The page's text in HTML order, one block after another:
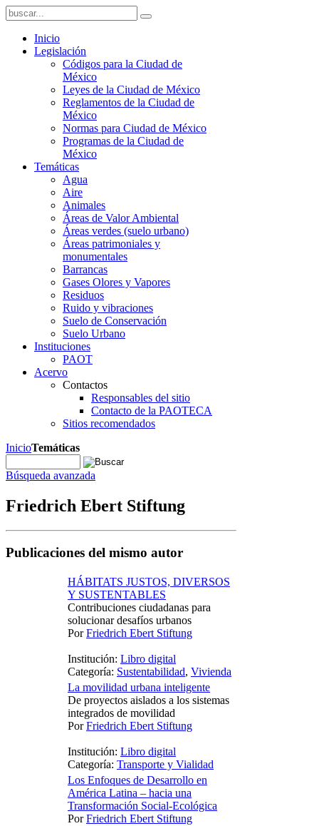
Inicio
Legislación
Códigos para la Ciudad de
México
Leyes de la Ciudad de México
Reglamentos de la Ciudad de
México
Normas para Ciudad de México
Programas de la Ciudad de
México
Temáticas
Agua
Aire
Animales
Áreas de Valor Ambiental
Áreas verdes (suelo urbano)
Áreas patrimoniales y
monumentales
Barrancas
Gases Olores y Vapores
Residuos
Ruido y vibraciones
Suelo de Conservación
Suelo Urbano
Instituciones
PAOT
Acervo
Contactos
Responsables del sitio
Contacto de la PAOTECA
Sitios recomendados
InicioTemáticas
Búsqueda avanzada
Friedrich Ebert Stiftung
Publicaciones del mismo autor
HÁBITATS JUSTOS, DIVERSOS
Y SUSTENTABLES
Contribuciones ciudadanas para
solucionar desafíos urbanos
PorFriedrich Ebert Stiftung
Institución: Libro digital
Categoría: Sustentabilidad, Vivienda
La movilidad urbana inteligente
De proyectos aislados a los sistemas
integrados de movilidad
PorFriedrich Ebert Stiftung
Institución: Libro digital
Categoría: Transporte y Vialidad
Los Enfoques de Desarrollo en
América Latina – hacia una
Transformación Social-Ecológica
PorFriedrich Ebert Stiftung